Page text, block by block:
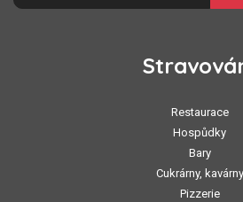
Restaurace
Hospůdky
Bary
Cukrárny, kavárny
Pizzerie